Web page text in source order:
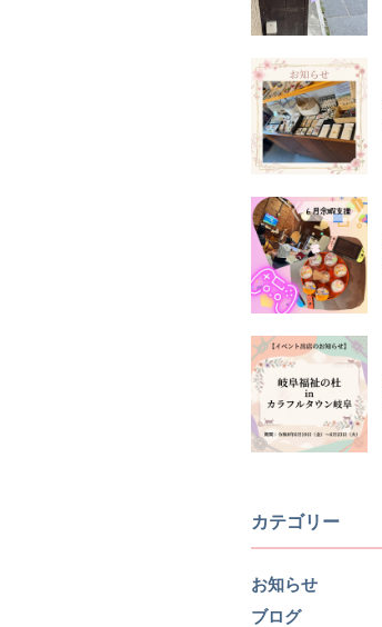
カテゴリー
お知らせ
ブログ